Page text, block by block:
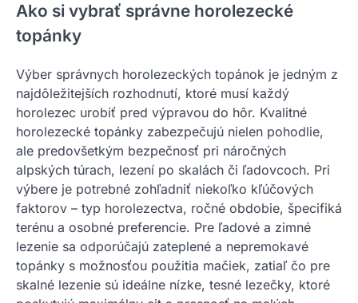
Ako si vybrať správne horolezecké
topánky
Výber správnych horolezeckých topánok je jedným z
najdôležitejších rozhodnutí, ktoré musí každý
horolezec urobiť pred výpravou do hôr. Kvalitné
horolezecké topánky zabezpečujú nielen pohodlie,
ale predovšetkým bezpečnosť pri náročných
alpských túrach, lezení po skalách či ľadovcoch. Pri
výbere je potrebné zohľadniť niekoľko kľúčových
faktorov – typ horolezectva, ročné obdobie, špecifiká
terénu a osobné preferencie. Pre ľadové a zimné
lezenie sa odporúčajú zateplené a nepremokavé
topánky s možnosťou použitia mačiek, zatiaľ čo pre
skalné lezenie sú ideálne nízke, tesné lezečky, ktoré